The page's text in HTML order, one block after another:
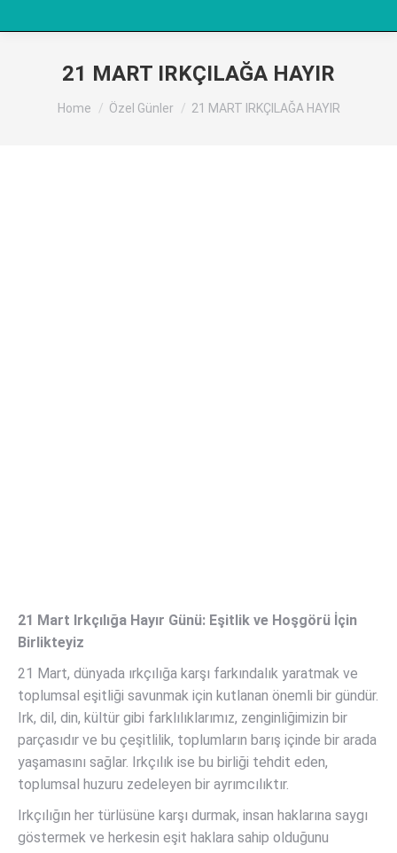
21 MART IRKÇILAĞA HAYIR
You are here:
Home Özel Günler 21 MART IRKÇILAĞA HAYIR
21 Mart Irkçılığa Hayır Günü: Eşitlik ve Hoşgörü İçin
Birlikteyiz
21 Mart, dünyada ırkçılığa karşı farkındalık yaratmak ve
toplumsal eşitliği savunmak için kutlanan önemli bir gündür.
Irk, dil, din, kültür gibi farklılıklarımız, zenginliğimizin bir
parçasıdır ve bu çeşitlilik, toplumların barış içinde bir arada
yaşamasını sağlar. Irkçılık ise bu birliği tehdit eden,
toplumsal huzuru zedeleyen bir ayrımcılıktır.
Irkçılığın her türlüsüne karşı durmak, insan haklarına saygı
göstermek ve herkesin eşit haklara sahip olduğunu